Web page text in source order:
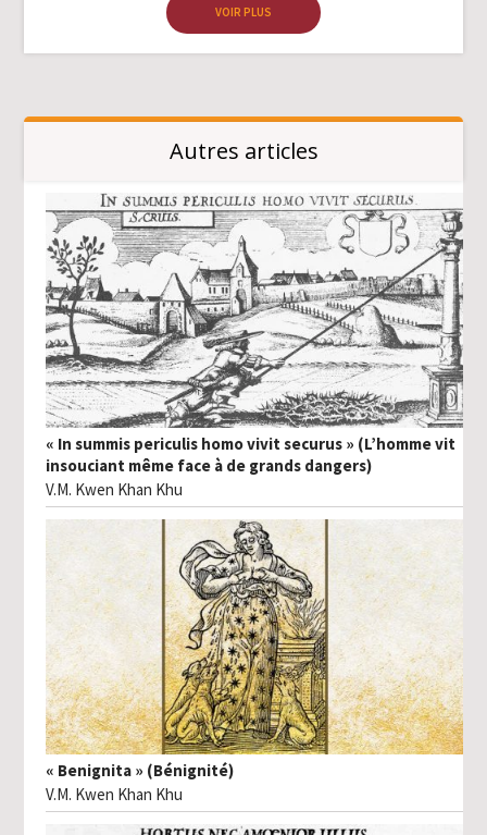
VOIR PLUS
Autres articles
« In summis periculis homo vivit securus » (L’homme vit
insouciant même face à de grands dangers)
V.M. Kwen Khan Khu
« Benignita » (Bénignité)
V.M. Kwen Khan Khu